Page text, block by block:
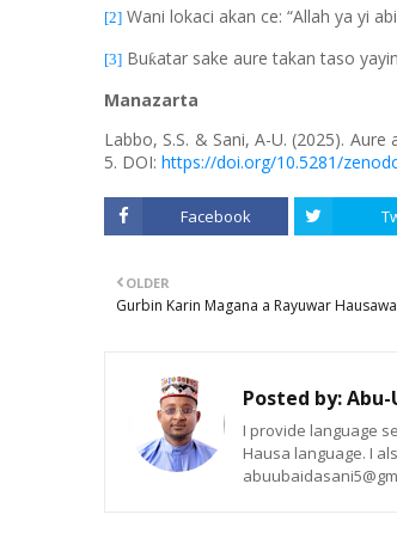
[2] Wani lokaci akan ce: “Allah ya yi
[3] Buƙatar sake aure takan taso
Manazarta
Labbo, S.S. & Sani, A-U. (2025). Aure
5. DOI: https://doi.org/10.5281/
Facebook
OLDER
Gurbin Karin Magana a Rayuwar Hausawa
Posted by:Abu-
I provide language
Hausa language. I